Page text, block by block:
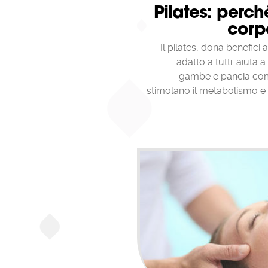
ad
Puoi
Flash).
Pilates:
Il pilates, dona benefici
adatto a tutti: aiuta
gambe e pancia
stimolano il metabolismo